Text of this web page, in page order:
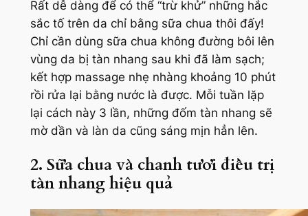
Rất dễ dàng để có thể “trừ khử” những hắc
sắc tố trên da chỉ bằng sữa chua thôi đấy!
Chỉ cần dùng sữa chua không đường bôi lên
vùng da bị tàn nhang sau khi đã làm sạch;
kết hợp massage nhẹ nhàng khoảng 10 phút
rồi rửa lại bằng nước là được. Mỗi tuần lặp
lại cách này 3 lần, những đốm tàn nhang sẽ
mờ dần và làn da cũng sáng mịn hẳn lên.
2. Sữa chua và chanh tươi điều trị
tàn nhang hiệu quả